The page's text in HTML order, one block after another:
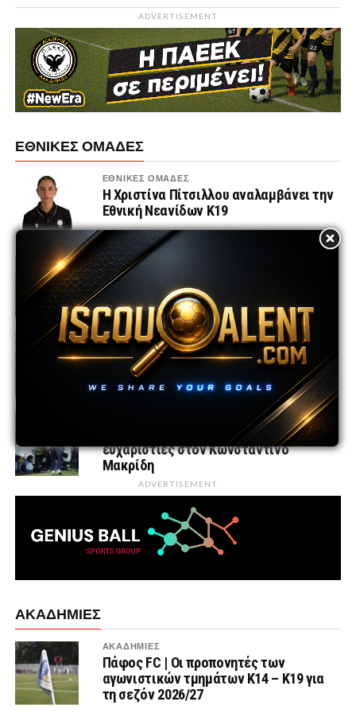
ADVERTISEMENT
ΕΘΝΙΚΕΣ ΟΜΑΔΕΣ
ΕΘΝΙΚΕΣ ΟΜΑΔΕΣ
Η Χριστίνα Πίτσιλλου αναλαμβάνει την
Εθνική Νεανίδων Κ19
ΕΘΝΙΚΕΣ ΟΜΑΔΕΣ
Το πρόγραμμα των Εθνικών ομάδων
Κ21, Κ19 και Κ17 για το φθινόπωρο του
2026
ΕΘΝΙΚΕΣ ΟΜΑΔΕΣ
Εθνική K17 | Φιλικοί αγώνες στη
Λιθουανία και την Ιαπωνία στην Κύπρο
πριν τις επίσημες υποχρεώσεις
ΚΟΠ | Λύση της συνεργασίας και
ευχαριστίες στον Κωνσταντίνο
Μακρίδη
ADVERTISEMENT
ΑΚΑΔΗΜΙΕΣ
ΑΚΑΔΗΜΙΕΣ
Πάφος FC | Οι προπονητές των
αγωνιστικών τμημάτων Κ14 – Κ19 για
τη σεζόν 2026/27